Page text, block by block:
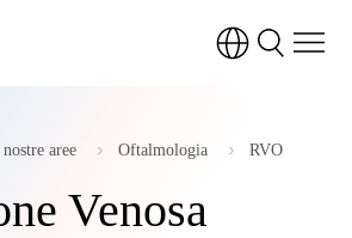
aree Oftalmologia RVO
Venosa